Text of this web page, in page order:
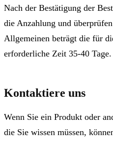
Nach der Bestätigung der
die Anzahlung und
Allgemeinen beträgt die für
erforderliche Zeit 35-40 Tage.
Kontaktiere uns
Wenn Sie ein Produkt oder
die Sie wissen müssen,